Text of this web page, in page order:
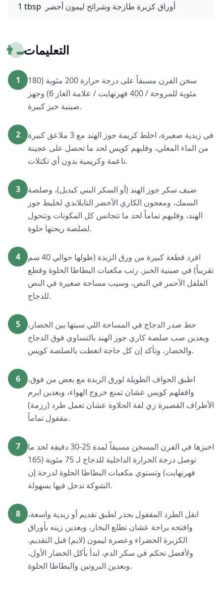
1 tbsp أوراق كزبرة طازجة وشرائح ليمون أخضر
👨‍🍳التعليمات
1
سخن الفرن مسبقاً على درجة حرارة 200 مئوية (180
مئوية للمروحة / 400 فهرنهايت / علامة الغاز 6) وجهز
صينية خبز كبيرة.
2
في زبدية صغيرة، اخلط كريمة جوز الهند مع 3 ملاعق كبيرة
من الماء المغلي، وقلبهم كويس لحد ما تحصل على عجينة
ناعمة وكريمية بدون أي تكتلات.
3
ضيف سكر جوز الهند (أو السكر البني كبديل)، وصلصة
السمك، ومعجون الكاري الأخضر التايلاندي لخليط جوز
الهند، وقلبهم تماماً لحد ما تتجانس كل المكونات وتتحول
لصلصة ريحتها حلوة.
4
افرد قطعة كبيرة من ورق الزبدة (طولها حوالي 40 سم
تقريباً) في صينية الخبز. رتب مكعبات البطاطا الحلوة وقطع
الفلفل الأحمر في النص، وسيب مساحة صغيرة في النص
للدجاج.
5
حط صدر الدجاج في المساحة اللي سبتها بين الخضار،
وبعدين صب صلصة كاري جوز الهند بالتساوي فوق الدجاج
والخضار، وتأكد إن كل حاجة اتغطت بالصلصة كويس.
6
اطبق الحواف الطويلة لورق الزبدة مع بعض من فوق،
واقفلهم كويس عشان تمنع خروج الهواء، وبعدين ابرم
الأطراف القصيرة زي لفة الحلاوة عشان تعمل طرد (رزمة)
مقفول تماماً.
7
اخبزها في الفرن المسخن مسبقاً لمدة 25-30 دقيقة لحد ما
توصل درجة الحرارة الداخلية للدجاج لـ 75 مئوية (165
فهرنهايت) وتستوي مكعبات البطاطا الحلوة لدرجة إن
الشوكة تدخل فيها بسهولة.
8
انقل الطرد المقفول بحذر لطبق تقديم أو زبدية واسعة،
وافتحه براحة عشان تطلع البخار، وبعدين زينه بأوراق
الكزبرة الخضراء وعصرة ليمون (لايم) قبل التقديم.
ولأفضل تحكم في سكر الدم، ابدأ بأكل الخضار الأول،
وبعدين البروتين والبطاطا الحلوة.